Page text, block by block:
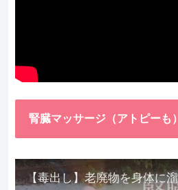
腎臓マッサージ（アトピーも）